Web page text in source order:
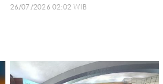
26/07/2026 02:02 WIB